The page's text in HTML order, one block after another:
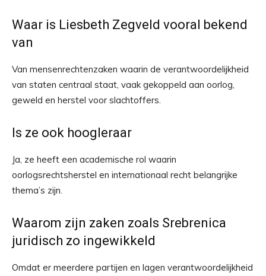
Waar is Liesbeth Zegveld vooral bekend
van
Van mensenrechtenzaken waarin de verantwoordelijkheid
van staten centraal staat, vaak gekoppeld aan oorlog,
geweld en herstel voor slachtoffers.
Is ze ook hoogleraar
Ja, ze heeft een academische rol waarin
oorlogsrechtsherstel en internationaal recht belangrijke
thema’s zijn.
Waarom zijn zaken zoals Srebrenica
juridisch zo ingewikkeld
Omdat er meerdere partijen en lagen verantwoordelijkheid